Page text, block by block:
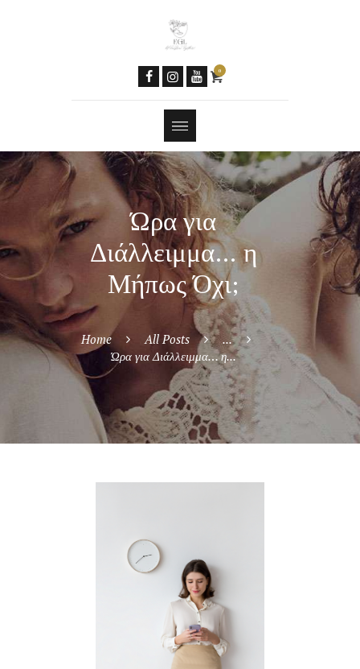
0
Ώρα για
Διάλλειμμα… η
Μήπως Όχι;
Home All Posts
...
Ώρα για Διάλλειμμα… η...
Women & AI
Social Media
Newsletter
Features